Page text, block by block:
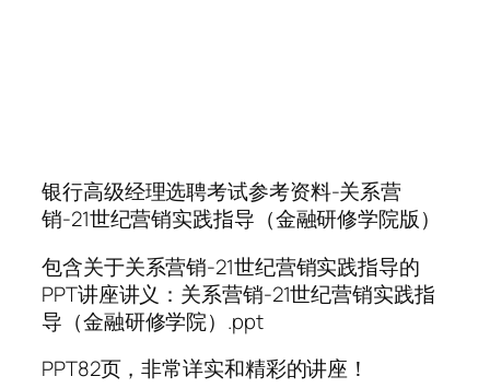
银行高级经理选聘考试参考资料-关系营
销-21世纪营销实践指导（金融研修学院版）
包含关于关系营销-21世纪营销实践指导的
PPT讲座讲义：关系营销-21世纪营销实践指
导（金融研修学院）.ppt
PPT82页，非常详实和精彩的讲座！